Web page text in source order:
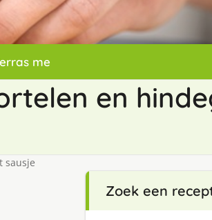
me
en
sausje
Zoek een